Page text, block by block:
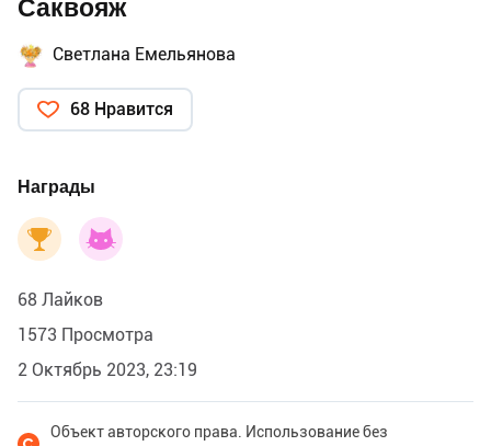
Саквояж
Светлана Емельянова
68 Нравится
Награды
68 Лайков
1573 Просмотра
2 Октябрь 2023, 23:19
Объект авторского права. Использование без